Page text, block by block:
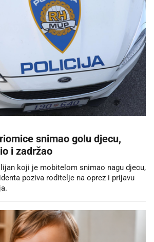
snimao golu djecu,
i zadržao
koji je mobitelom snimao nagu djecu,
poziva roditelje na oprez i prijavu